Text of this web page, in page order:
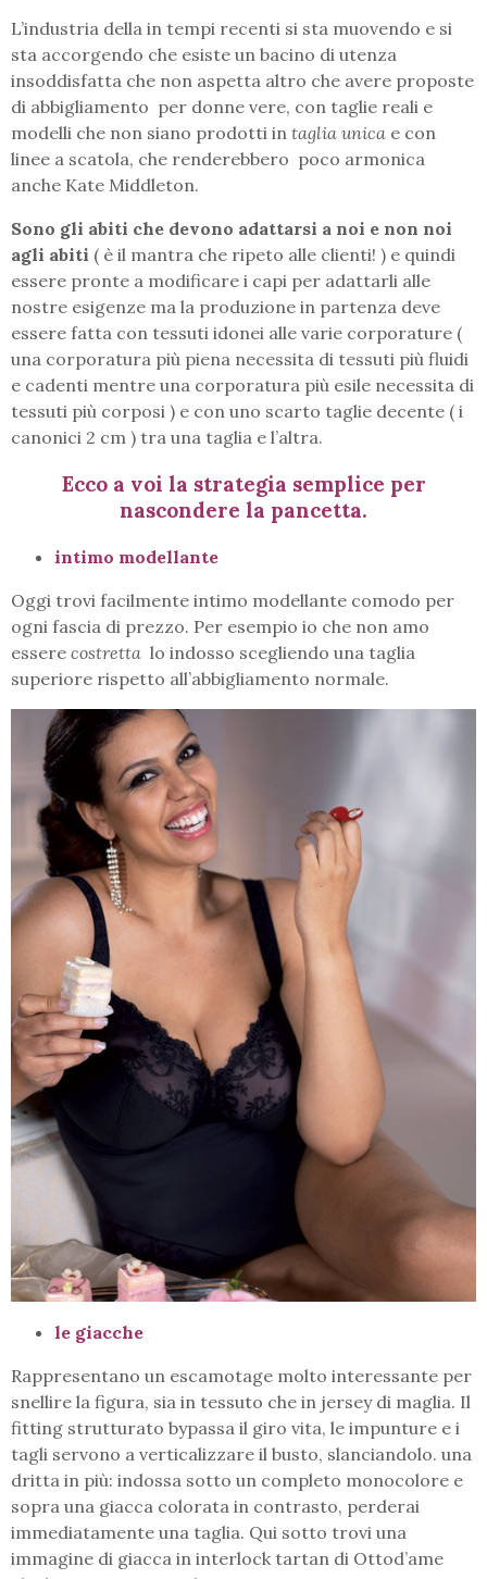
L’industria della in tempi recenti si sta muovendo e si
sta accorgendo che esiste un bacino di utenza
insoddisfatta che non aspetta altro che avere proposte
di abbigliamento per donne vere, con taglie reali e
modelli che non siano prodotti in taglia unica e con
linee a scatola, che renderebbero poco armonica
anche Kate Middleton.
Sono gli abiti che devono adattarsi a noi e non noi
agli abiti ( è il mantra che ripeto alle clienti! ) e quindi
essere pronte a modificare i capi per adattarli alle
nostre esigenze ma la produzione in partenza deve
essere fatta con tessuti idonei alle varie corporature (
una corporatura più piena necessita di tessuti più fluidi
e cadenti mentre una corporatura più esile necessita di
tessuti più corposi ) e con uno scarto taglie decente ( i
canonici 2 cm ) tra una taglia e l’altra.
Ecco a voi la strategia semplice per
nascondere la pancetta.
intimo modellante
Oggi trovi facilmente intimo modellante comodo per
ogni fascia di prezzo. Per esempio io che non amo
essere costretta lo indosso scegliendo una taglia
superiore rispetto all’abbigliamento normale.
le giacche
Rappresentano un escamotage molto interessante per
snellire la figura, sia in tessuto che in jersey di maglia. Il
fitting strutturato bypassa il giro vita, le impunture e i
tagli servono a verticalizzare il busto, slanciandolo. una
dritta in più: indossa sotto un completo monocolore e
sopra una giacca colorata in contrasto, perderai
immediatamente una taglia. Qui sotto trovi una
immagine di giacca in interlock tartan di Ottod’ame